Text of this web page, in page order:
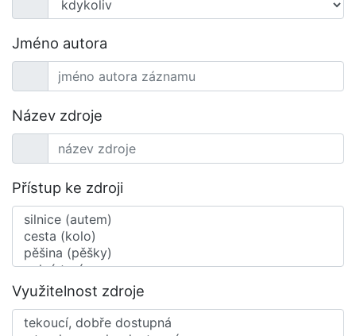
Jméno autora
Název zdroje
Přístup ke zdroji
Využitelnost zdroje